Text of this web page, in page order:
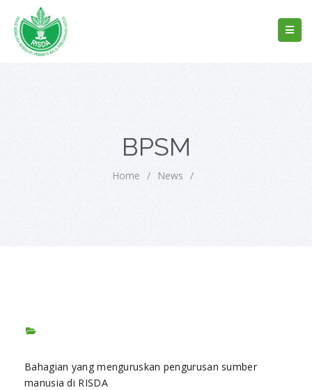
BPSM
Home / News /
Bahagian yang menguruskan pengurusan sumber
manusia di RISDA